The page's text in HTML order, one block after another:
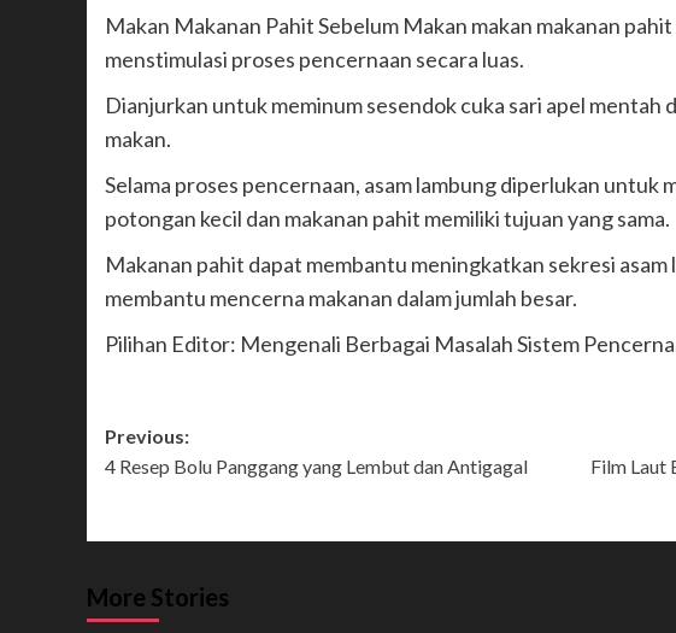
Makan Makanan Pahit Sebelum Makan makan makanan
menstimulasi proses pencernaan secara luas.
Dianjurkan untuk meminum sesendok cuka sari apel mentah
makan.
Selama proses pencernaan, asam lambung diperlukan untuk
potongan kecil dan makanan pahit memiliki tujuan yang sama.
Makanan pahit dapat membantu meningkatkan sekresi
membantu mencerna makanan dalam jumlah besar.
Pilihan Editor: Mengenali Berbagai Masalah Sistem
Post
navigation
Previous:
4 Resep Bolu Panggang yang Lembut dan Antigagal
Film Laut
More Stories